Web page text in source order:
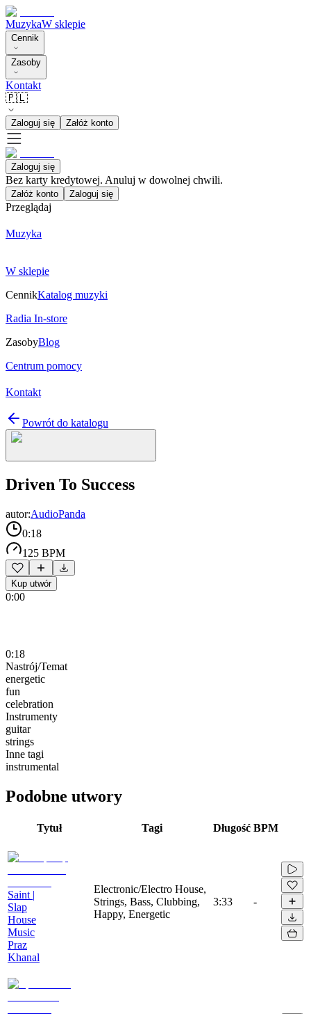
MuzykaW sklepie
Cennik
Zasoby
Kontakt
🇵🇱
Zaloguj się Załóż konto
Zaloguj się
Bez karty kredytowej. Anuluj w dowolnej chwili.
Załóż konto Zaloguj się
Przeglądaj
Muzyka
W sklepie
CennikKatalog muzyki
Radia In-store
ZasobyBlog
Centrum pomocy
Kontakt
Powrót do katalogu
Driven To Success
autor:AudioPanda
0:18
125 BPM
Kup utwór
0:00
0:18
Nastrój/Temat
energetic
fun
celebration
Instrumenty
guitar
strings
Inne tagi
instrumental
Podobne utwory
Tytuł Tagi Długość BPM
Saint |
Slap
House
Music
Praz
Khanal
Electronic/Electro House,
Strings, Bass, Clubbing,
Happy, Energetic
3:33 -